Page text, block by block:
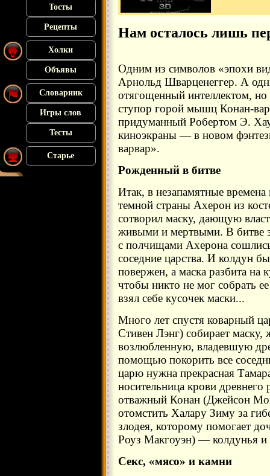
Тосты
Рецепты
Холки
Объявы
Словарник
Игры слов
Тесты
Старье
Нам осталось лишь
Одним из символов «эпохи
Арнольд Шварценеггер. А
отягощенный интеллектом,
ступор горой мышц Конан-
придуманный Робертом Э.
киноэкраны — в новом
варвар».
Рожденный в битве
Итак, в незапамятные времена
темной страны Ахерон из
сотворил маску, дающую
живыми и мертвыми. В битве
с полчищами Ахерона
соседние царства. И колдун
повержен, а маска разбита на
чтобы никто не мог собрать
взял себе кусочек маски...
Много лет спустя коварный
Стивен Лэнг) собирает
возлюбленную, владевшую
помощью покорить все
царю нужна прекрасная
носительница крови древнего
отважный Конан (Джейсон
отомстить Халару Зиму за
злодея, которому помогает
Роуз Макгоуэн) — колдунья и
Секс, «мясо» и камни